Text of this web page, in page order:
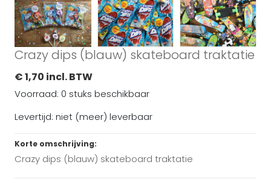
Crazy dips (blauw) skateboard traktatie
€ 1,70 incl. BTW
Voorraad: 0 stuks beschikbaar
Levertijd: niet (meer) leverbaar
Korte omschrijving:
Crazy dips (blauw) skateboard traktatie